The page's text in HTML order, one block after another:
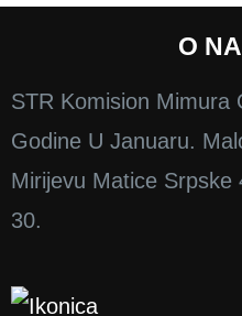
O
STR Komision Mimura
Godine U Januaru.
Mirijevu Matice Srpske
30.